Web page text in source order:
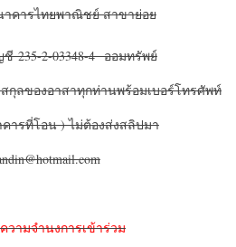
คารไทยพาณิชย์ สาขาย่อย
235-2-03348-4 ออมทรัพย์
ลของอาสาทุกท่านพร้อมเบอร์โทรศัพท์
ารที่โอน ) ไม่ต้องส่งสลิปมา
วามจำนงการเข้าร่วม